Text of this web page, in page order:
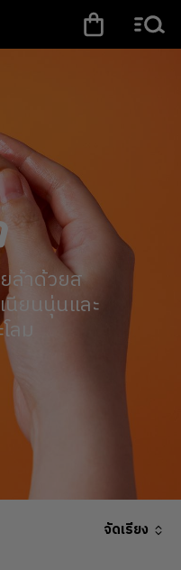
ล้าด้วยส
นียนนุ่นและ
ม
จัดเรียง